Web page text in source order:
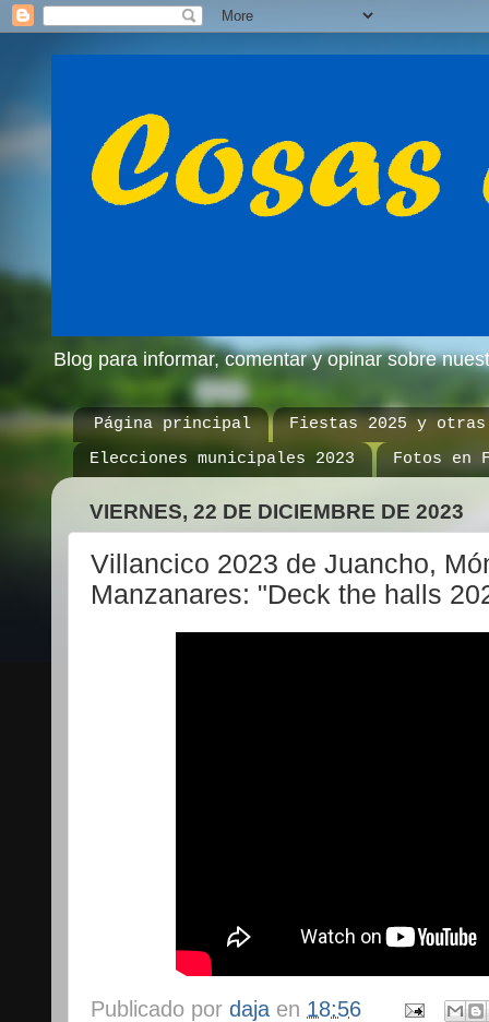
Blog para informar, comentar y opinar sobre
Página principal
Fiestas 2025 y otras
Elecciones municipales 2023
Fotos en
VIERNES, 22 DE DICIEMBRE DE 2023
Villancico 2023 de Juancho,
Manzanares: "Deck the halls
Publicado por daja en 18:56